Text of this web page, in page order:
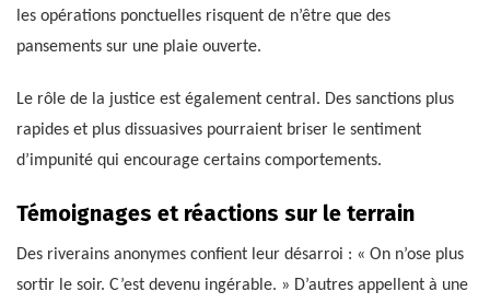
les opérations ponctuelles risquent de n’être que des
pansements sur une plaie ouverte.
Le rôle de la justice est également central. Des sanctions plus
rapides et plus dissuasives pourraient briser le sentiment
d’impunité qui encourage certains comportements.
Témoignages et réactions sur le terrain
Des riverains anonymes confient leur désarroi : « On n’ose plus
sortir le soir. C’est devenu ingérable. » D’autres appellent à une